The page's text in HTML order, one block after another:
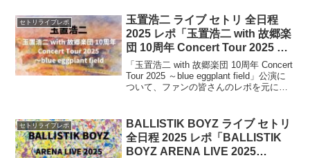
セトリライブレポ
玉置浩二 ライブ セトリ 全日程
2025 レポ「玉置浩二 with 故郷楽
団 10周年 Concert Tour 2025 ～
blue eggplant field」
「玉置浩二 with 故郷楽団 10周年 Concert
Tour 2025 ～blue eggplant field」公演に
ついて、ファンの皆さんのレポを元に、
京・立川ステージガーデンを皮切りに、
全国各地のホールを巡演します。
セトリライブレポ
BALLISTIK BOYZ ライブ セトリ
全日程 2025 レポ「BALLISTIK
BOYZ ARENA LIVE 2025